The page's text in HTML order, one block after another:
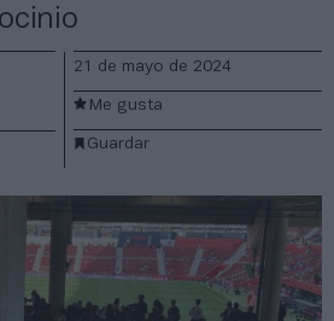
21 de mayo de 2024
Guardar
Me gusta